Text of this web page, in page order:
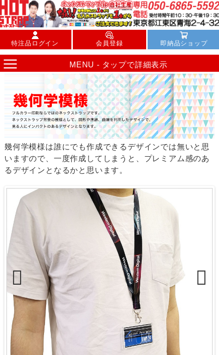
特注品ログイン 会員登録 即納品ショップ
MENU - タップで詳細表示
幾何学模様は誰にでも作成できるデザインでは無いと思
いますので、一度作成してしまうと、プレミアム感のあ
るデザインとなるかと思います。
Previous